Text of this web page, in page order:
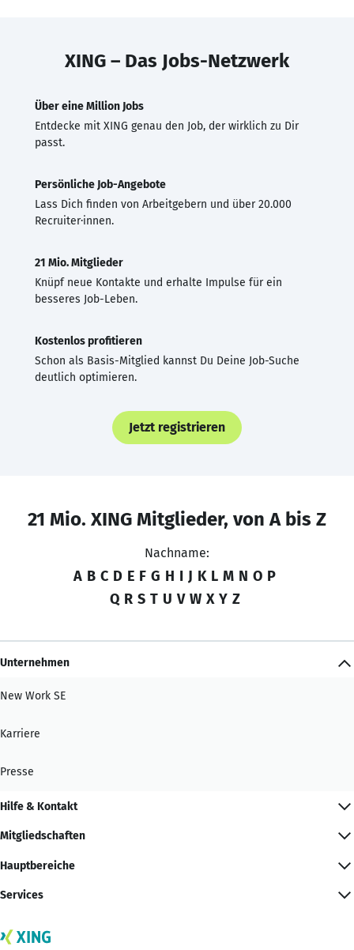
XING – Das Jobs-Netzwerk
Über eine Million Jobs
Entdecke mit XING genau den Job, der wirklich zu Dir
passt.
Persönliche Job-Angebote
Lass Dich finden von Arbeitgebern und über 20.000
Recruiter·innen.
21 Mio. Mitglieder
Knüpf neue Kontakte und erhalte Impulse für ein
besseres Job-Leben.
Kostenlos profitieren
Schon als Basis-Mitglied kannst Du Deine Job-Suche
deutlich optimieren.
Jetzt registrieren
21 Mio. XING Mitglieder, von A bis Z
Nachname:
A B C D E F G H I J K L M N O P
Q R S T U V W X Y Z
Unternehmen
New Work SE
Karriere
Presse
Hilfe & Kontakt
Mitgliedschaften
Hauptbereiche
Services